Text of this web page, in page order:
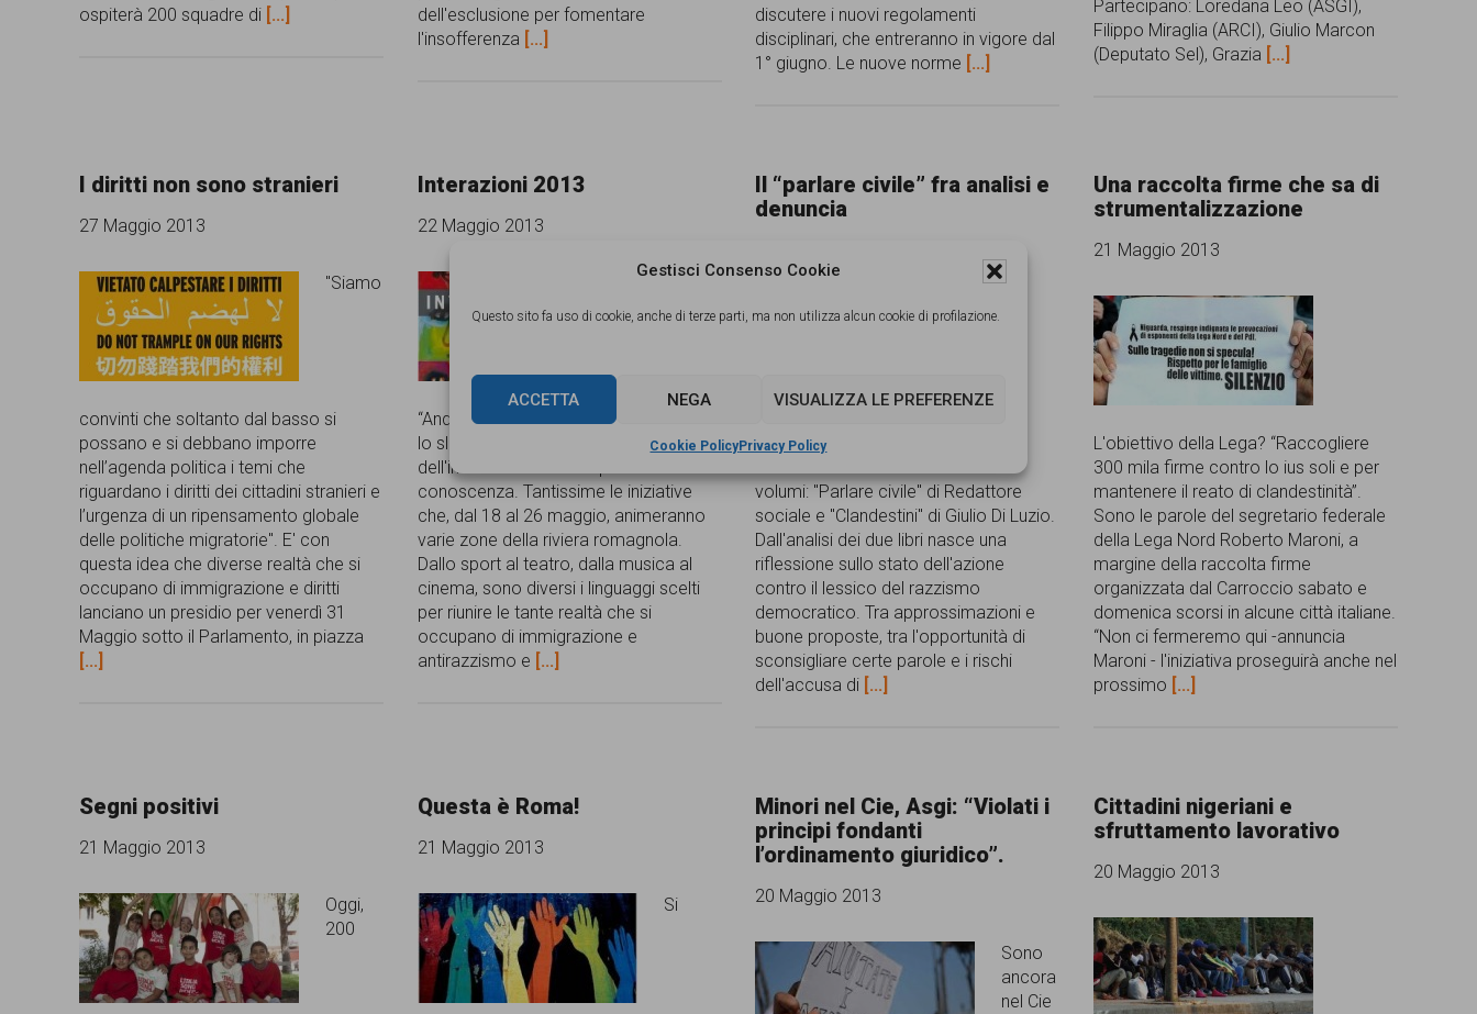
Gestisci Consenso Cookie
Questo sito fa uso di cookie, anche di terze parti, ma non utilizza alcun cookie di profilazione.
ACCETTA NEGA VISUALIZZA LE PREFERENZE
Cookie PolicyPrivacy Policy
ospiterà 200 squadre di [...]
dell'esclusione per fomentare
l'insofferenza [...]
discutere i nuovi regolamenti
disciplinari, che entreranno in vigore dal
1° giugno. Le nuove norme [...]
Partecipano: Loredana Leo (ASGI),
Filippo Miraglia (ARCI), Giulio Marcon
(Deputato Sel), Grazia [...]
I diritti non sono stranieri
27 Maggio 2013
"Siamo
convinti che soltanto dal basso si
possano e si debbano imporre
nell’agenda politica i temi che
riguardano i diritti dei cittadini stranieri e
l’urgenza di un ripensamento globale
delle politiche migratorie". E' con
questa idea che diverse realtà che si
occupano di immigrazione e diritti
lanciano un presidio per venerdì 31
Maggio sotto il Parlamento, in piazza
[...]
Interazioni 2013
22 Maggio 2013
“Andare di volto in volto”: sarà questo
lo slogan di Interazioni 2013, festival
dell'incontro e della reciproca
conoscenza. Tantissime le iniziative
che, dal 18 al 26 maggio, animeranno
varie zone della riviera romagnola.
Dallo sport al teatro, dalla musica al
cinema, sono diversi i linguaggi scelti
per riunire le tante realtà che si
occupano di immigrazione e
antirazzismo e [...]
Il “parlare civile” fra analisi e
denuncia
Giuseppe Faso recensisce su
volumi: "Parlare civile" di Redattore
sociale e "Clandestini" di Giulio Di Luzio.
Dall'analisi dei due libri nasce una
riflessione sullo stato dell'azione
contro il lessico del razzismo
democratico. Tra approssimazioni e
buone proposte, tra l'opportunità di
sconsigliare certe parole e i rischi
dell'accusa di [...]
Una raccolta firme che sa di
strumentalizzazione
21 Maggio 2013
L'obiettivo della Lega? “Raccogliere
300 mila firme contro lo ius soli e per
mantenere il reato di clandestinità”.
Sono le parole del segretario federale
della Lega Nord Roberto Maroni, a
margine della raccolta firme
organizzata dal Carroccio sabato e
domenica scorsi in alcune città italiane.
“Non ci fermeremo qui -annuncia
Maroni - l'iniziativa proseguirà anche nel
prossimo [...]
Segni positivi
21 Maggio 2013
Oggi,
200
Questa è Roma!
21 Maggio 2013
Si
Minori nel Cie, Asgi: “Violati i
principi fondanti
l’ordinamento giuridico”.
20 Maggio 2013
Sono
ancora
nel Cie
Cittadini nigeriani e
sfruttamento lavorativo
20 Maggio 2013